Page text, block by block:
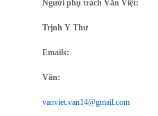
Người phụ trách Văn Việt:
Trịnh Y Thư
Emails:
Văn:
vanviet.van14@gmail.com